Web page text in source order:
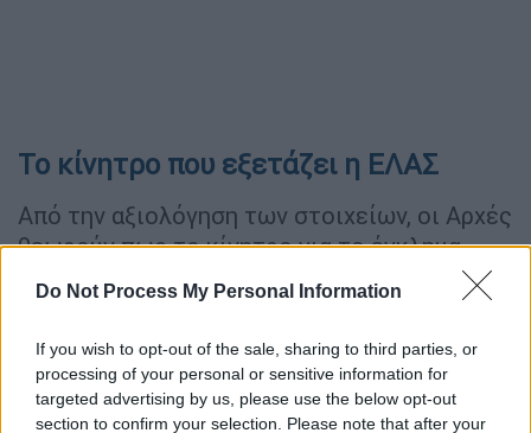
Do Not Process My Personal Information
If you wish to opt-out of the sale, sharing to third parties, or
processing of your personal or sensitive information for
targeted advertising by us, please use the below opt-out
section to confirm your selection. Please note that after your
Το κίνητρο που εξετάζει η ΕΛΑΣ
Από την αξιολόγηση των στοιχείων, οι Αρχές
θεωρούν πως το κίνητρο για το έγκλημα
ήταν οικονομικό. Παρά τα όσα έχουν
υποστηρίξει, οι κατηγορούμενοι εργάζονταν
περιστασιακά και τα χρήματα είχαν αρχίσει
να λιγοστεύουν επικίνδυνα. Συγγενείς του
65χρονου είναι πεπεισμένοι πως οι